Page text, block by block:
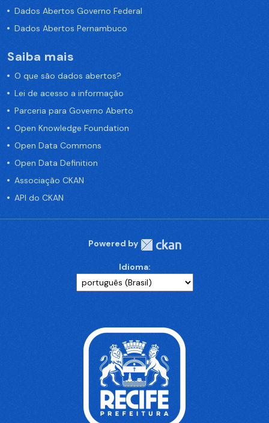
Dados Abertos Governo Federal
Dados Abertos Pernambuco
Saiba mais
O que são dados abertos?
Lei de acesso a informação
Parceria para Governo Aberto
Open Knowledge Foundation
Open Data Commons
Open Data Definition
Associação CKAN
API do CKAN
Powered by
Idioma